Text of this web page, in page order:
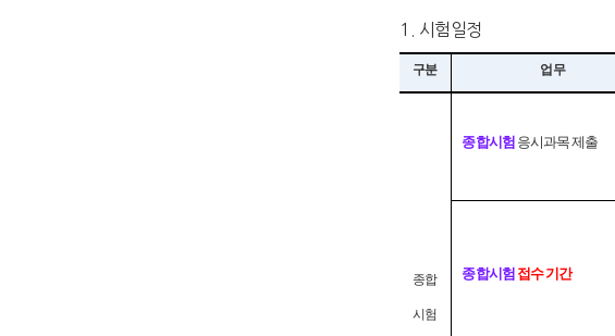
1. 시험일정
구분 업무
종합
시험
종합시험 응시과목 제출
종합시험 접수 기간